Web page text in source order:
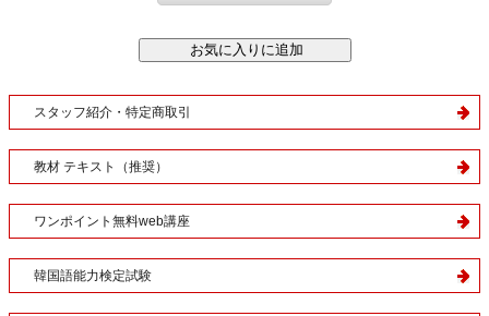
スタッフ紹介・特定商取引
教材 テキスト（推奨）
ワンポイント無料web講座
韓国語能力検定試験